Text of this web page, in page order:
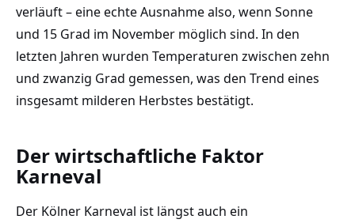
verläuft – eine echte Ausnahme also, wenn Sonne
und 15 Grad im November möglich sind. In den
letzten Jahren wurden Temperaturen zwischen zehn
und zwanzig Grad gemessen, was den Trend eines
insgesamt milderen Herbstes bestätigt.
Der wirtschaftliche Faktor
Karneval
Der Kölner Karneval ist längst auch ein